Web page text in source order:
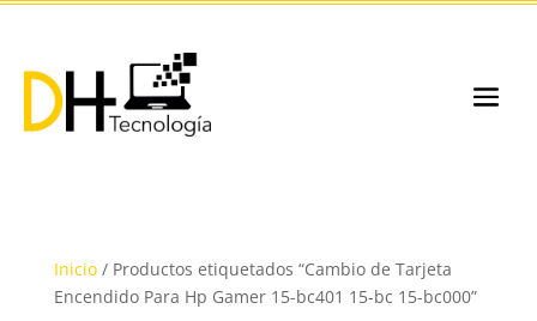
Inicio/ Productos etiquetados “Cambio de Tarjeta
Encendido Para Hp Gamer 15-bc401 15-bc 15-bc000”